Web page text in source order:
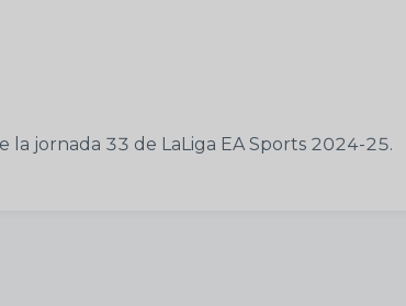
la jornada 33 de LaLiga EA Sports 2024-25.